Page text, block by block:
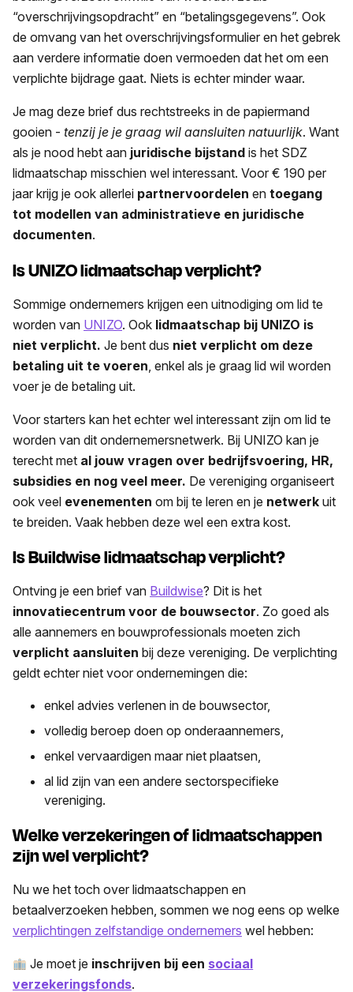
“overschrijvingsopdracht” en “betalingsgegevens”. Ook
de omvang van het overschrijvingsformulier en het gebrek
aan verdere informatie doen vermoeden dat het om een
verplichte bijdrage gaat. Niets is echter minder waar.
Je mag deze brief dus rechtstreeks in de papiermand
gooien - tenzij je je graag wil aansluiten natuurlijk. Want
als je nood hebt aan juridische bijstand is het SDZ
lidmaatschap misschien wel interessant. Voor € 190 per
jaar krijg je ook allerlei partnervoordelen en toegang
tot modellen van administratieve en juridische
documenten.
Is UNIZO lidmaatschap verplicht?
Sommige ondernemers krijgen een uitnodiging om lid te
worden van UNIZO. Ook lidmaatschap bij UNIZO is
niet verplicht. Je bent dus niet verplicht om deze
betaling uit te voeren , enkel als je graag lid wil worden
voer je de betaling uit.
Voor starters kan het echter wel interessant zijn om lid te
worden van dit ondernemersnetwerk. Bij UNIZO kan je
terecht met al jouw vragen over bedrijfsvoering, HR,
subsidies en nog veel meer. De vereniging organiseert
ook veel evenementen om bij te leren en je netwerk uit
te breiden. Vaak hebben deze wel een extra kost.
Is Buildwise lidmaatschap verplicht?
Ontving je een brief van Buildwise? Dit is het
innovatiecentrum voor de bouwsector. Zo goed als
alle aannemers en bouwprofessionals moeten zich
verplicht aansluiten bij deze vereniging. De verplichting
geldt echter niet voor ondernemingen die:
enkel advies verlenen in de bouwsector,
volledig beroep doen op onderaannemers,
enkel vervaardigen maar niet plaatsen,
al lid zijn van een andere sectorspecifieke
vereniging.
Welke verzekeringen of lidmaatschappen
zijn wel verplicht?
Nu we het toch over lidmaatschappen en
betaalverzoeken hebben, sommen we nog eens op welke
verplichtingen zelfstandige ondernemers wel hebben:
Je moet je inschrijven bij een sociaal
verzekeringsfonds.